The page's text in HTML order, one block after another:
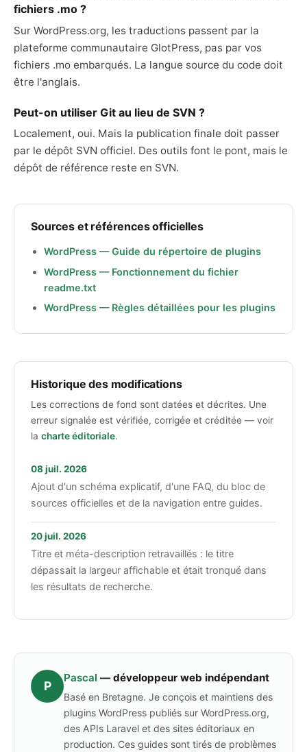
fichiers .mo ?
Sur WordPress.org, les traductions passent par la
plateforme communautaire GlotPress, pas par vos
fichiers .mo embarqués. La langue source du code doit
être l'anglais.
Peut-on utiliser Git au lieu de SVN ?
Localement, oui. Mais la publication finale doit passer
par le dépôt SVN officiel. Des outils font le pont, mais le
dépôt de référence reste en SVN.
Sources et références officielles
WordPress — Guide du répertoire de plugins
WordPress — Fonctionnement du fichier
readme.txt
WordPress — Règles détaillées pour les plugins
Historique des modifications
Les corrections de fond sont datées et décrites. Une
erreur signalée est vérifiée, corrigée et créditée — voir
la charte éditoriale.
08 juil. 2026
Ajout d'un schéma explicatif, d'une FAQ, du bloc de
sources officielles et de la navigation entre guides.
20 juil. 2026
Titre et méta-description retravaillés : le titre
dépassait la largeur affichable et était tronqué dans
les résultats de recherche.
P
Pascal — développeur web indépendant
Basé en Bretagne. Je conçois et maintiens des
plugins WordPress publiés sur WordPress.org,
des APIs Laravel et des sites éditoriaux en
production. Ces guides sont tirés de problèmes